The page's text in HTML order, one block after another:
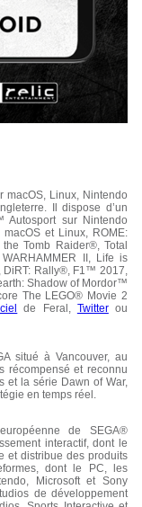
macOS, Linux, Nintendo
Il dispose d’un
Autosport sur Nintendo
et Linux, ROME:
Tomb Raider®, Total
II, Life is
DiRT: Rally®, F1™ 2017,
Shadow of Mordor™
The LEGO® Movie 2
de Feral, Twitterou
situé à Vancouver, au
récompensé et reconnu
et la série Dawn of War,
en temps réel.
de SEGA®
interactif, dont le
et distribue des produits
dont le PC, les
Microsoft et Sony
de développement